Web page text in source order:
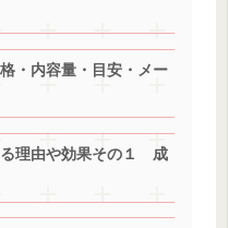
・内容量・目安・メー
る理由や効果その１ 成